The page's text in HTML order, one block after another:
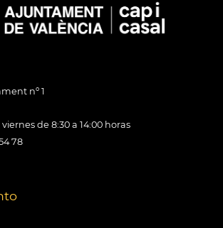
nº 1
de 8:30 a 14:00 horas
78